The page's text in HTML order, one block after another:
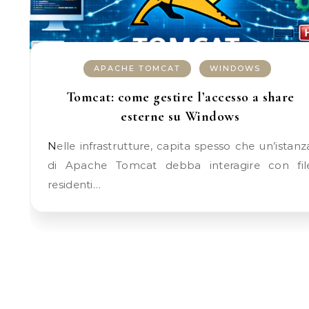
APACHE TOMCAT WINDOWS
Tomcat: come gestire l’accesso a share
esterne su Windows
Nelle infrastrutture, capita spesso che un’istanza
di Apache Tomcat debba interagire con
residenti…